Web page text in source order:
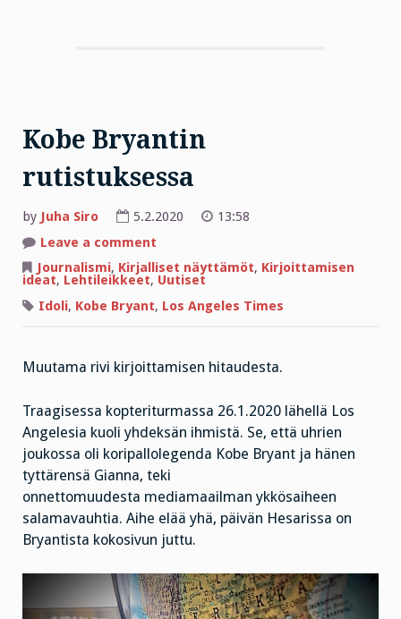
Kobe Bryantin
rutistuksessa
by Juha Siro 5.2.2020
13:58
Leave a comment
Bryantin
rutistuksessa
Journalismi, Kirjalliset näyttämöt, Kirjoittamisen
ideat, Lehtileikkeet, Uutiset
Idoli, Kobe Bryant, Los Angeles Times
Muutama rivi kirjoittamisen hitaudesta.
Traagisessa kopteriturmassa 26.1.2020 lähellä Los
Angelesia kuoli yhdeksän ihmistä. Se, että uhrien
joukossa oli koripallolegenda Kobe Bryant ja hänen
tyttärensä Gianna, teki
onnettomuudesta mediamaailman ykkösaiheen
salamavauhtia. Aihe elää yhä, päivän Hesarissa on
Bryantista kokosivun juttu.